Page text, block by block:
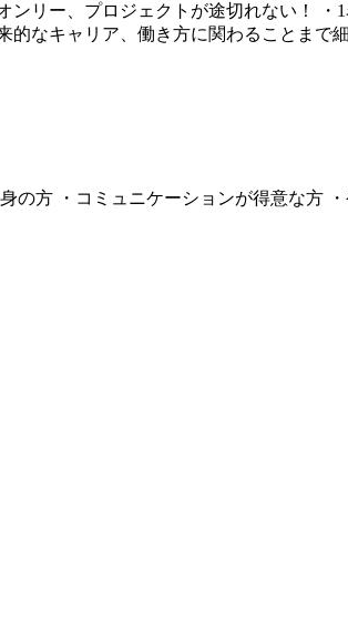
リー、プロジェクトが途切れない！
なキャリア、働き方に関わることまで
の方 ・コミュニケーションが得意な方